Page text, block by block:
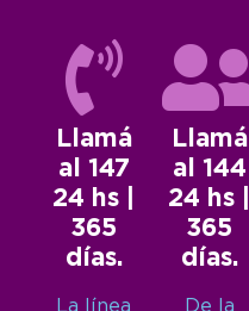
Llamá
al 147
24 hs |
365
días.
La línea
Llamá
al 144
24 hs |
365
días.
De la